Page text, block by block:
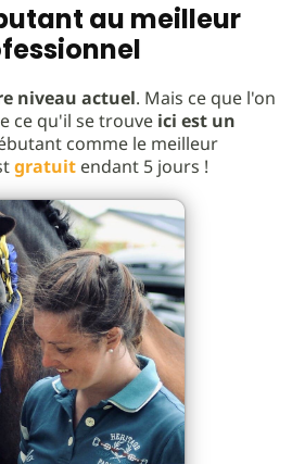
au meilleur
niveau actuel. Mais ce que l'on
ce qu'il se trouve ici est un
comme le meilleur
gratuit endant 5 jours !